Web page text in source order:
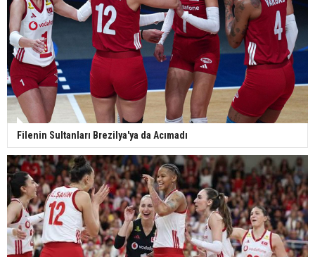
Filenin Sultanları Brezilya'ya da Acımadı